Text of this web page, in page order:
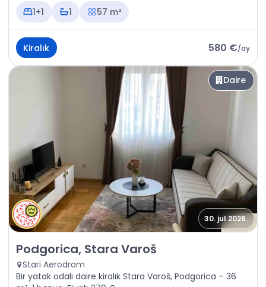
1+1
1 57 m²
Kiralık 580 €/ay
Daire
30. jul 2026.
Kiralık - Daire Podgorica, Stara Varoš
Podgorica, Stara Varoš
Stari Aerodrom
Bir yatak odalı daire kiralık Stara Varoš, Podgorica – 36